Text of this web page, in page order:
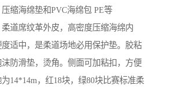
缩海绵垫和PVC海绵包 PE等
柔道席纹革外皮，高密度压缩海绵内
适中，是柔道场地必用保护垫。胶粘
防滑垫，烫角。侧面可加粘扣，方便
14*14m，红18块，绿80块比赛标准柔